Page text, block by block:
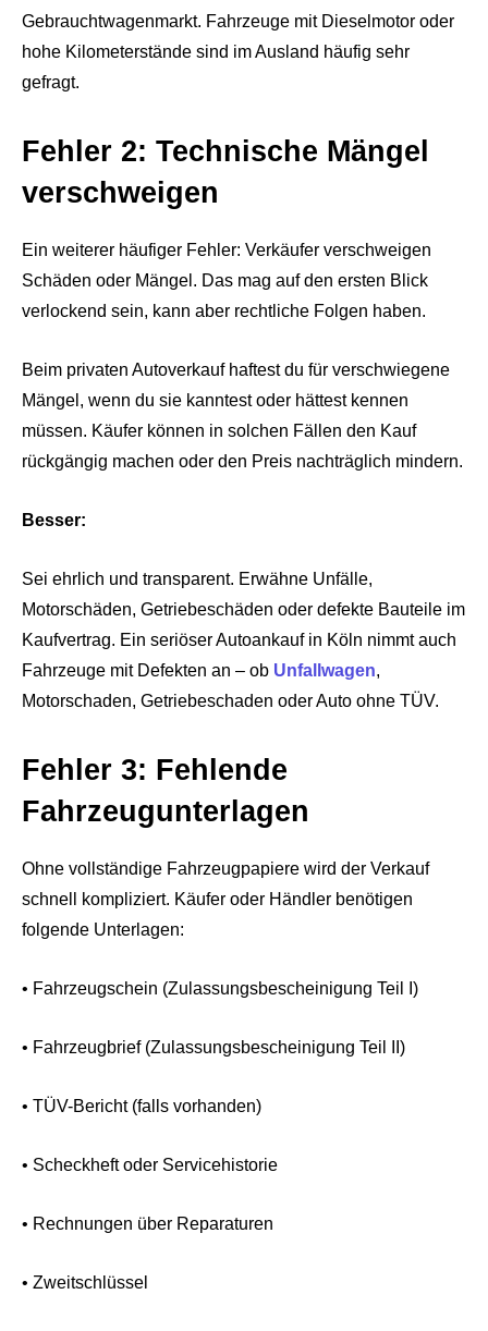
Gebrauchtwagenmarkt. Fahrzeuge mit Dieselmotor oder
hohe Kilometerstände sind im Ausland häufig sehr
gefragt.
Fehler 2: Technische Mängel
verschweigen
Ein weiterer häufiger Fehler: Verkäufer verschweigen
Schäden oder Mängel. Das mag auf den ersten Blick
verlockend sein, kann aber rechtliche Folgen haben.
Beim privaten Autoverkauf haftest du für verschwiegene
Mängel, wenn du sie kanntest oder hättest kennen
müssen. Käufer können in solchen Fällen den Kauf
rückgängig machen oder den Preis nachträglich mindern.
Besser:
Sei ehrlich und transparent. Erwähne Unfälle,
Motorschäden, Getriebeschäden oder defekte Bauteile im
Kaufvertrag. Ein seriöser Autoankauf in Köln nimmt auch
Fahrzeuge mit Defekten an – ob Unfallwagen,
Motorschaden, Getriebeschaden oder Auto ohne TÜV.
Fehler 3: Fehlende
Fahrzeugunterlagen
Ohne vollständige Fahrzeugpapiere wird der Verkauf
schnell kompliziert. Käufer oder Händler benötigen
folgende Unterlagen:
• Fahrzeugschein (Zulassungsbescheinigung Teil I)
• Fahrzeugbrief (Zulassungsbescheinigung Teil II)
• TÜV-Bericht (falls vorhanden)
• Scheckheft oder Servicehistorie
• Rechnungen über Reparaturen
• Zweitschlüssel